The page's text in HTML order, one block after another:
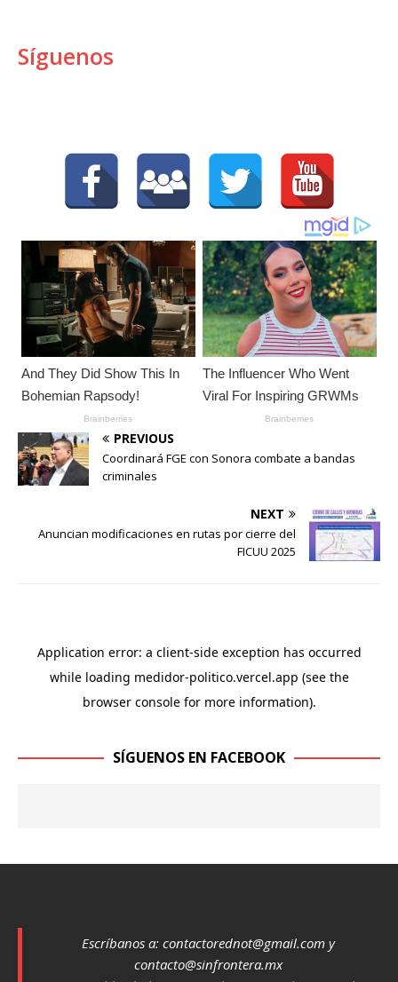
Síguenos
PREVIOUS
Coordinará FGE con Sonora combate a bandas
criminales
NEXT
Anuncian modificaciones en rutas por cierre del
FICUU 2025
SÍGUENOS EN FACEBOOK
Escríbanos a: contactorednot@gmail.comy
contacto@sinfrontera.mx